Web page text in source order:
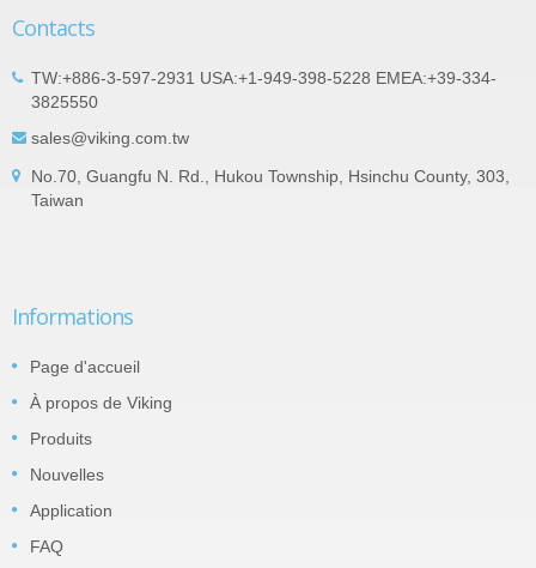
Contacts
TW:+886-3-597-2931 USA:+1-949-398-5228 EMEA:+39-334-
3825550
sales@viking.com.tw
No.70, Guangfu N. Rd., Hukou Township, Hsinchu County, 303,
Taiwan
Informations
Page d'accueil
À propos de Viking
Produits
Nouvelles
Application
FAQ